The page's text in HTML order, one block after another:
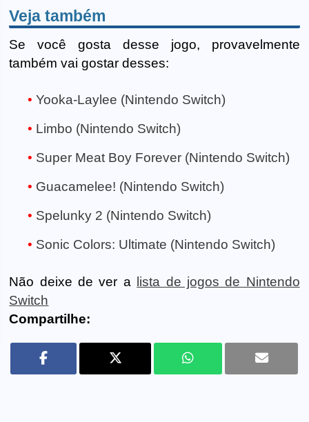
Veja também
Se você gosta desse jogo, provavelmente
também vai gostar desses:
Yooka-Laylee (Nintendo Switch)
Limbo (Nintendo Switch)
Super Meat Boy Forever (Nintendo Switch)
Guacamelee! (Nintendo Switch)
Spelunky 2 (Nintendo Switch)
Sonic Colors: Ultimate (Nintendo Switch)
Não deixe de ver a
lista de jogos de Nintendo
Switch
Compartilhe: